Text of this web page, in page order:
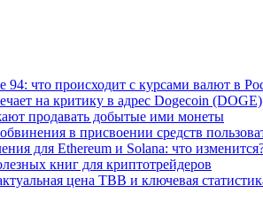
что происходит с курсами валют в
на критику в адрес Dogecoin (DOGE)
продавать добытые ими монеты
в присвоении средств
для Ethereum и Solana: что
книг для криптотрейдеров
цена TBB и ключевая